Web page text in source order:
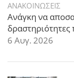
ΑΝΑΚΟΙΝΩΣΕΙΣ
Ανάγκη να
6 Αυγ. 2026